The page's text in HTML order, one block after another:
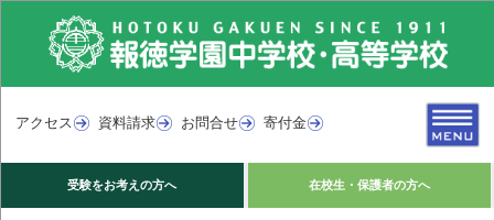
アクセス 資料請求 お問合せ 寄付金
受験をお考えの方へ 在校生・保護者の方へ